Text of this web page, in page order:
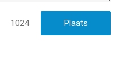
1024